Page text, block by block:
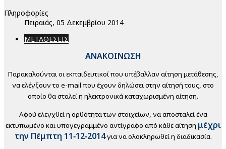
Πληροφορίες
Πειραιάς, 05 Δεκεμβρίου 2014
ΜΕΤΑΘΕΣΕΙΣ
ΑΝΑΚΟΙΝΩΣΗ
Παρακαλούνται οι εκπαιδευτικοί που υπέβαλλαν αίτηση μετάθεσης,
να ελέγξουν το e-mail που έχουν δηλώσει στην αίτησή τους, στο
οποίο θα σταλεί η ηλεκτρονικά καταχωρισμένη αίτηση.
Αφού ελεγχθεί η ορθότητα των στοιχείων, να αποσταλεί ένα
εκτυπωμένο και υπογεγραμμένο αντίγραφο από κάθε αίτηση μέχρι
την Πέμπτη 11‑12‑2014για να ολοκληρωθεί η διαδικασία.